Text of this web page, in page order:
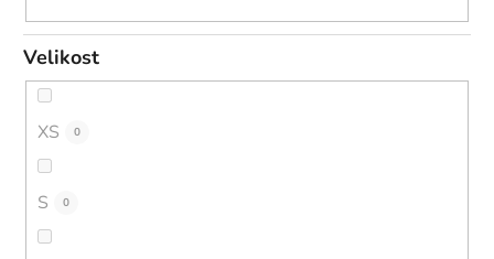
Velikost
XS 0
S 0